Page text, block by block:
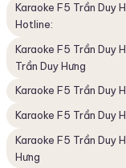
Karaoke F5 Trần Duy
Hotline:
Karaoke F5 Trần Duy
Trần Duy Hưng
Karaoke F5 Trần Duy
Karaoke F5 Trần Duy
Karaoke F5 Trần Duy
Hưng